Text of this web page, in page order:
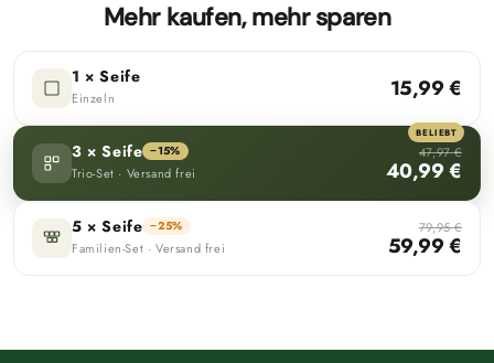
Mehr kaufen, mehr sparen
1 × Seife
Einzeln 15,99 €
BELIEBT
3 × Seife −15%
Trio-Set · Versand frei
47,97 €
40,99 €
5 × Seife −25%
Familien-Set · Versand frei
79,95 €
59,99 €